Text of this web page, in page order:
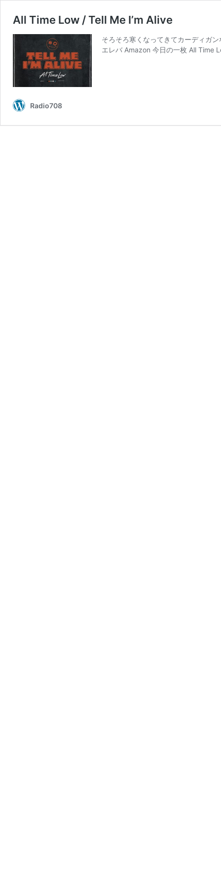
All Time Low / Tell Me I’m Alive
そろそろ寒くなってきてカーディガ
エレバ Amazon 今日の一枚 All Time
Radio708